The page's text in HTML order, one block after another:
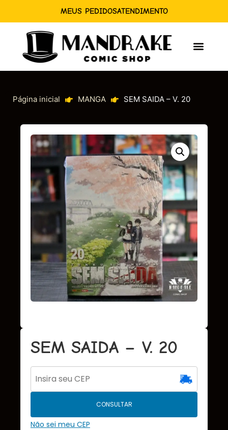
MEUS PEDIDOSATENDIMENTO
Página inicial MANGA SEM SAIDA – V. 20
SEM SAIDA – V. 20
CONSULTAR
Não sei meu CEP